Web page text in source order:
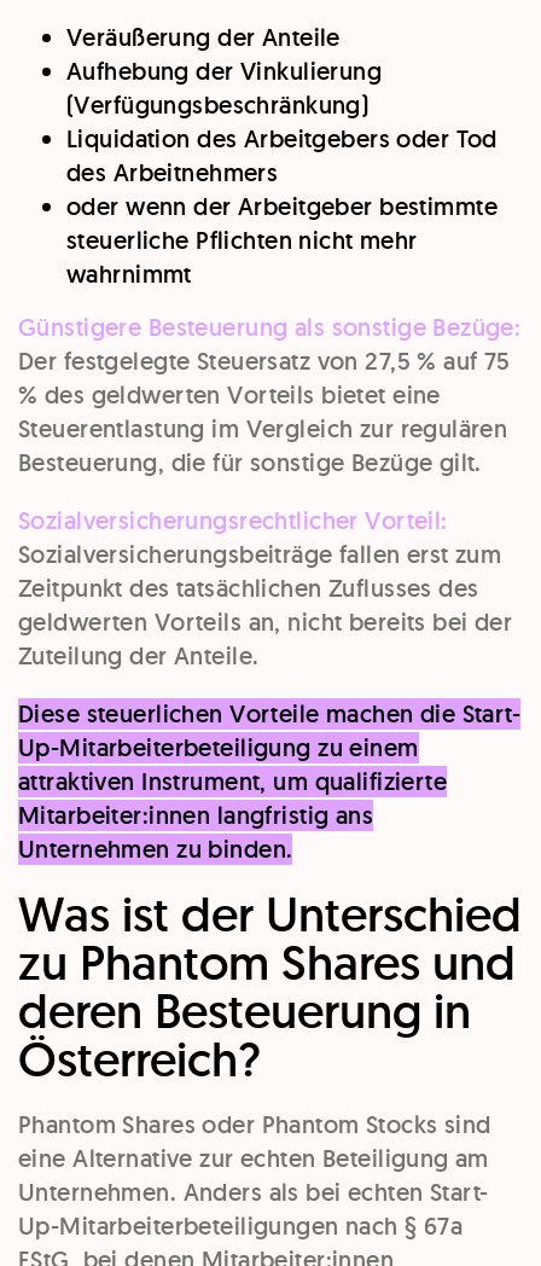
Veräußerung der Anteile
Aufhebung der Vinkulierung
(Verfügungsbeschränkung)
Liquidation des Arbeitgebers oder Tod
des Arbeitnehmers
oder wenn der Arbeitgeber bestimmte
steuerliche Pflichten nicht mehr
wahrnimmt
Günstigere Besteuerung als sonstige Bezüge:
Der festgelegte Steuersatz von 27,5 % auf 75
% des geldwerten Vorteils bietet eine
Steuerentlastung im Vergleich zur regulären
Besteuerung, die für sonstige Bezüge gilt.
Sozialversicherungsrechtlicher Vorteil:
Sozialversicherungsbeiträge fallen erst zum
Zeitpunkt des tatsächlichen Zuflusses des
geldwerten Vorteils an, nicht bereits bei der
Zuteilung der Anteile.
Diese steuerlichen Vorteile machen die Start-
Up-Mitarbeiterbeteiligung zu einem
attraktiven Instrument, um qualifizierte
Mitarbeiter:innen langfristig ans
Unternehmen zu binden.
Was ist der Unterschied
zu Phantom Shares und
deren Besteuerung in
Österreich?
Phantom Shares oder Phantom Stocks sind
eine Alternative zur echten Beteiligung am
Unternehmen. Anders als bei echten Start-
Up-Mitarbeiterbeteiligungen nach § 67a